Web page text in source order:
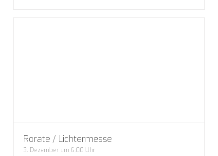
Rorate / Lichtermesse
3. Dezember um 6:00 Uhr